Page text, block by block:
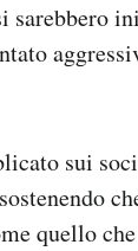
sarebbero
sui
quello